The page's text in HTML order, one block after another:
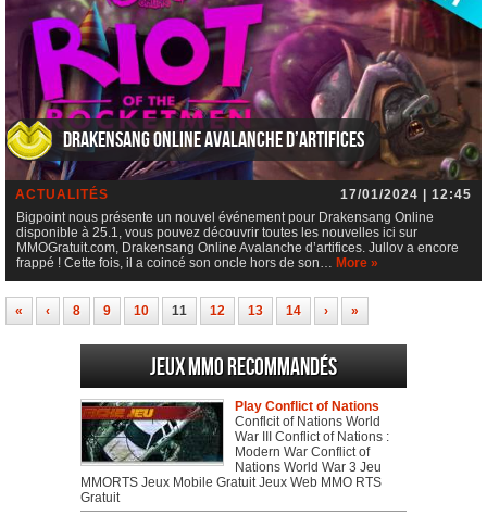
Drakensang Online Avalanche d’artifices
ACTUALITÉS
17/01/2024 | 12:45
Bigpoint nous présente un nouvel événement pour Drakensang Online
disponible à 25.1, vous pouvez découvrir toutes les nouvelles ici sur
MMOGratuit.com, Drakensang Online Avalanche d’artifices. Jullov a encore
frappé ! Cette fois, il a coincé son oncle hors de son… More »
« ‹ 8 9 10 11 12 13 14 › »
Jeux MMO recommandés
Play Conflict of Nations
Conflcit of Nations World
War III Conflict of Nations :
Modern War Conflict of
Nations World War 3 Jeu
MMORTS Jeux Mobile Gratuit Jeux Web MMO RTS
Gratuit